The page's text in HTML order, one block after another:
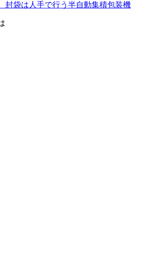
封袋は人手で行う半自動集積包装機